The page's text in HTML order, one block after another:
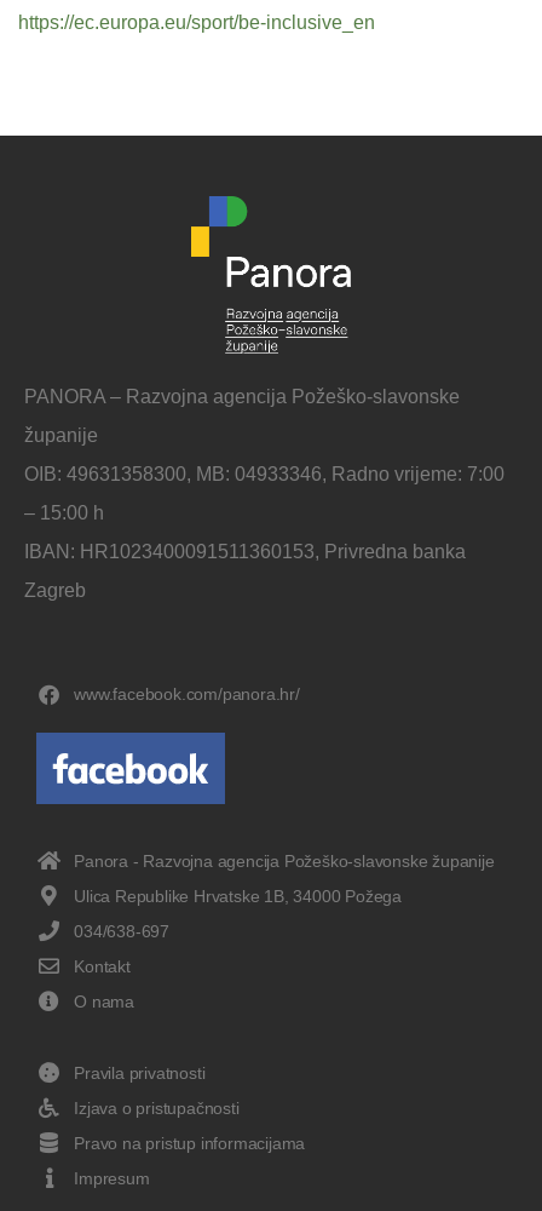
https://ec.europa.eu/sport/be-inclusive_en
PANORA – Razvojna agencija Požeško-slavonske
županije
OIB: 49631358300, MB: 04933346, Radno vrijeme: 7:00
– 15:00 h
IBAN: HR1023400091511360153, Privredna banka
Zagreb
www.facebook.com/panora.hr/
Panora - Razvojna agencija Požeško-slavonske županije
Ulica Republike Hrvatske 1B, 34000 Požega
034/638-697
Kontakt
O nama
Pravila privatnosti
Izjava o pristupačnosti
Pravo na pristup informacijama
Impresum